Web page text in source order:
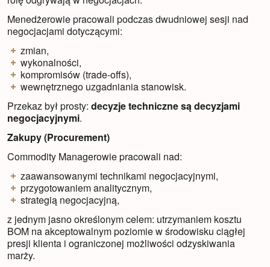
Menedżerowie pracowali podczas dwudniowej sesji nad
negocjacjami dotyczącymi:
zmian,
wykonalności,
kompromisów (trade-offs),
wewnętrznego uzgadniania stanowisk.
Przekaz był prosty: decyzje techniczne są decyzjami
negocjacyjnymi.
Zakupy (Procurement)
Commodity Managerowie pracowali nad:
zaawansowanymi technikami negocjacyjnymi,
przygotowaniem analitycznym,
strategią negocjacyjną,
z jednym jasno określonym celem: utrzymaniem kosztu
BOM na akceptowalnym poziomie w środowisku ciągłej
presji klienta i ograniczonej możliwości odzyskiwania
marży.